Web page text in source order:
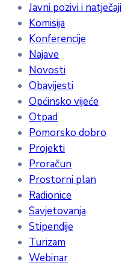
Javni pozivi i natječaji
Komisija
Konferencije
Najave
Novosti
Obavijesti
Općinsko vijeće
Otpad
Pomorsko dobro
Projekti
Proračun
Prostorni plan
Radionice
Savjetovanja
Stipendije
Turizam
Webinar